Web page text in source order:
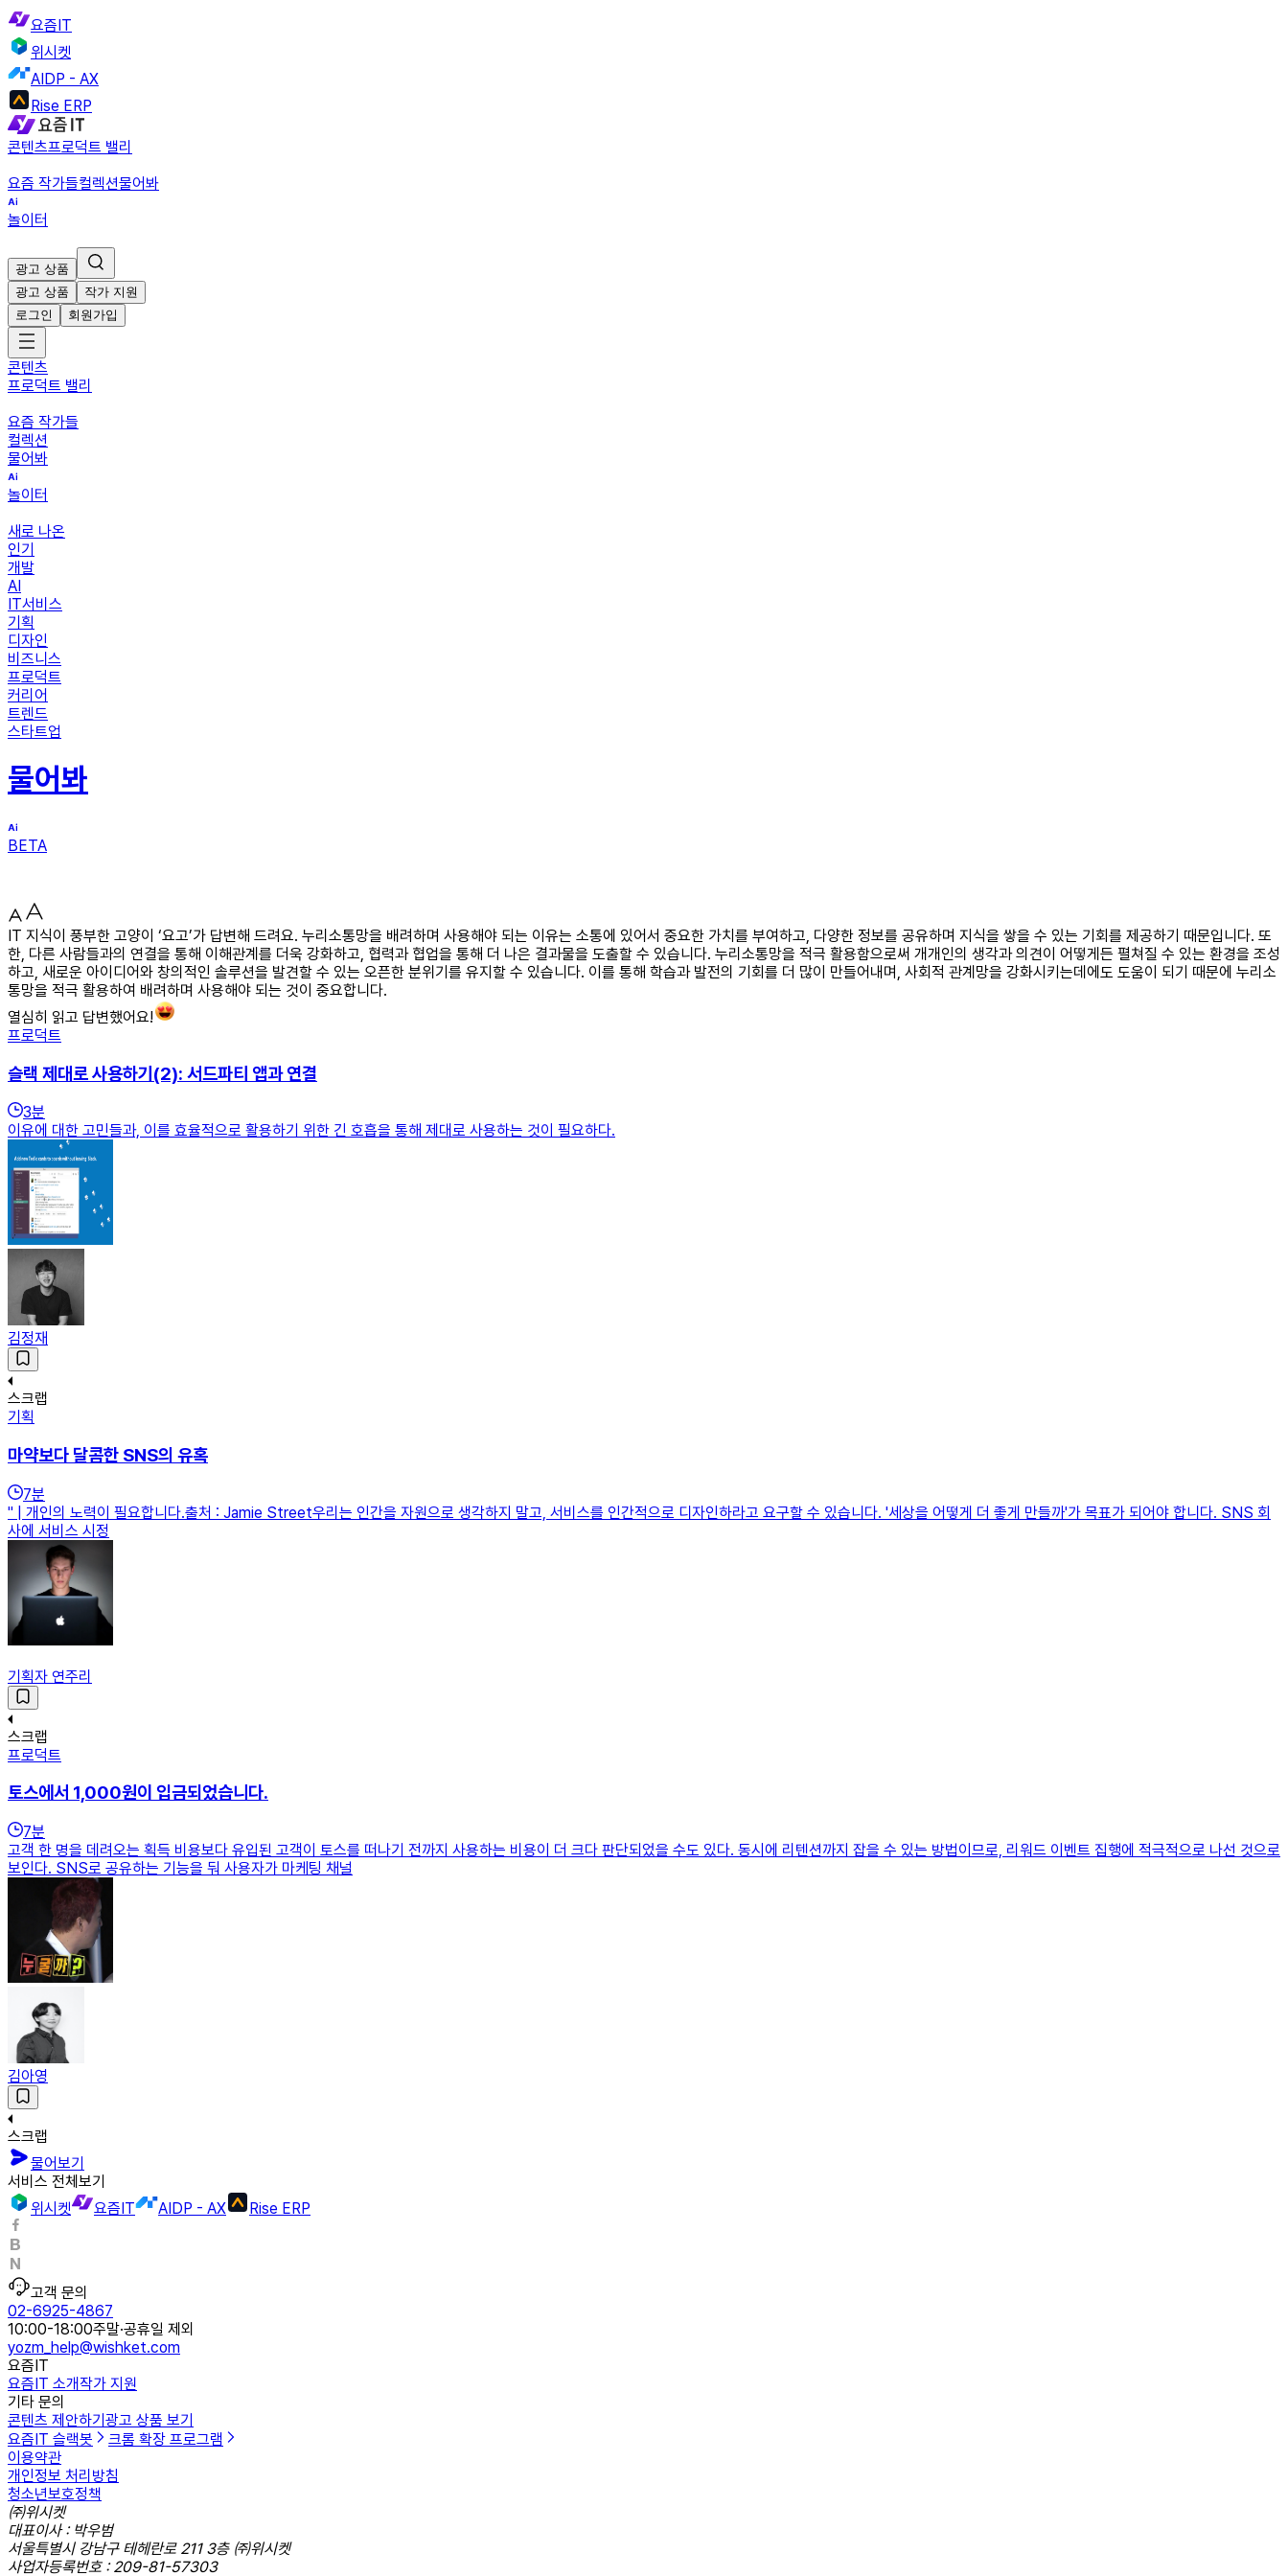
요즘IT
위시켓
AIDP - AX
Rise ERP
콘텐츠프로덕트 밸리
요즘 작가들컬렉션물어봐
놀이터
광고 상품
광고 상품
작가 지원
로그인
회원가입
콘텐츠
프로덕트 밸리
요즘 작가들
컬렉션
물어봐
놀이터
새로 나온
인기
개발
AI
IT서비스
기획
디자인
비즈니스
프로덕트
커리어
트렌드
스타트업
물어봐
BETA
IT 지식이 풍부한 고양이 ‘요고’가 답변해 드려요. 누리소통망을 배려하며 사용해야 되는 이유는 소통에 있어서 중요한 가치를 부여하고, 다양한 정보를 공유하며 지식을 쌓을 수 있는 기회를 제공하기 때문입니다. 또
한, 다른 사람들과의 연결을 통해 이해관계를 더욱 강화하고, 협력과 협업을 통해 더 나은 결과물을 도출할 수 있습니다. 누리소통망을 적극 활용함으로써 개개인의 생각과 의견이 어떻게든 펼쳐질 수 있는 환경을 조성
하고, 새로운 아이디어와 창의적인 솔루션을 발견할 수 있는 오픈한 분위기를 유지할 수 있습니다. 이를 통해 학습과 발전의 기회를 더 많이 만들어내며, 사회적 관계망을 강화시키는데에도 도움이 되기 때문에 누리소
통망을 적극 활용하여 배려하며 사용해야 되는 것이 중요합니다.
열심히 읽고 답변했어요!
프로덕트
슬랙 제대로 사용하기(2): 서드파티 앱과 연결
3분
이유에 대한 고민들과, 이를 효율적으로 활용하기 위한 긴 호흡을 통해 제대로 사용하는 것이 필요하다.
김정재
스크랩
기획
마약보다 달콤한 SNS의 유혹
7분
" | 개인의 노력이 필요합니다.출처 : Jamie Street우리는 인간을 자원으로 생각하지 말고, 서비스를 인간적으로 디자인하라고 요구할 수 있습니다. '세상을 어떻게 더 좋게 만들까'가 목표가 되어야 합니다. SNS 회
사에 서비스 시정
기획자 연주리
스크랩
프로덕트
토스에서 1,000원이 입금되었습니다.
7분
고객 한 명을 데려오는 획득 비용보다 유입된 고객이 토스를 떠나기 전까지 사용하는 비용이 더 크다 판단되었을 수도 있다. 동시에 리텐션까지 잡을 수 있는 방법이므로, 리워드 이벤트 집행에 적극적으로 나선 것으로
보인다. SNS로 공유하는 기능을 둬 사용자가 마케팅 채널
김아영
스크랩
물어보기
서비스 전체보기
위시켓
요즘IT AIDP - AX Rise ERP
고객 문의
02-6925-4867
10:00-18:00주말·공휴일 제외
yozm_help@wishket.com
요즘IT
요즘IT 소개작가 지원
기타 문의
콘텐츠 제안하기 광고 상품 보기
요즘IT 슬랙봇
크롬 확장 프로그램
이용약관
개인정보 처리방침
청소년보호정책
㈜위시켓
대표이사 : 박우범
서울특별시 강남구 테헤란로 211 3층 ㈜위시켓
사업자등록번호 : 209-81-57303